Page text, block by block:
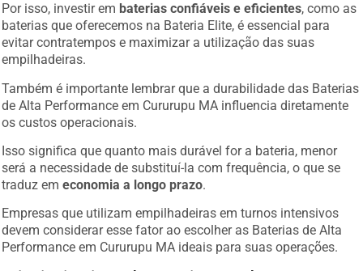
Por isso, investir em baterias confiáveis e eficientes, como as
baterias que oferecemos na Bateria Elite, é essencial para
evitar contratempos e maximizar a utilização das suas
empilhadeiras.
Também é importante lembrar que a durabilidade das Baterias
de Alta Performance em Cururupu MA influencia diretamente
os custos operacionais.
Isso significa que quanto mais durável for a bateria, menor
será a necessidade de substituí-la com frequência, o que se
traduz emeconomia a longo prazo.
Empresas que utilizam empilhadeiras em turnos intensivos
devem considerar esse fator ao escolher as Baterias de Alta
Performance em Cururupu MA ideais para suas operações.